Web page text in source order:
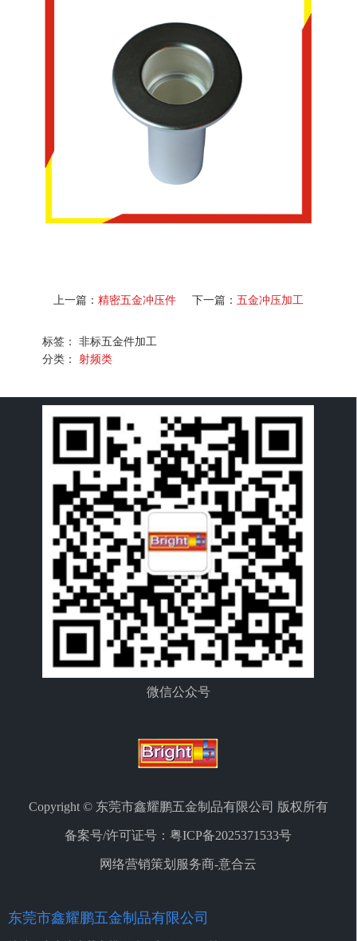
上一篇： 精密五金冲压件 下一篇： 五金冲压加工
标签： 非标五金件加工
分类： 射频类
微信公众号
Copyright © 东莞市鑫耀鹏五金制品有限公司 版权所有
备案号/许可证号： 粤ICP备2025371533号
网络营销策划服务商-意合云
东莞市鑫耀鹏五金制品有限公司